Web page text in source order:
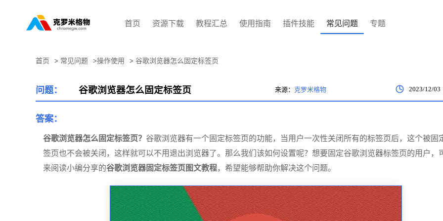
首页 资源下载 教程汇总 使用指南 插件技能 常见问题 专题
首页 > 常见问题 >操作使用 > 谷歌浏览器怎么固定标签页
问题： 谷歌浏览器怎么固定标签页 来源： 克罗米格物 2023/12/03
答案：
谷歌浏览器怎么固定标签页？ 谷歌浏览器有一个固定标签页的功能，当用户一次性关闭所有的标签页后，这个被固
签页也不会被关闭，这样就可以不用退出浏览器了。那么我们该如何设置呢？想要固定谷歌浏览器标签页的用户，
来阅读小编分享的谷歌浏览器固定标签页图文教程，希望能够帮助你解决这个问题。